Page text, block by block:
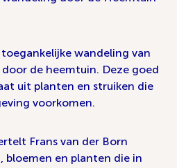
wandeling van
door de heemtuin. Deze goed
uit planten en struiken die
voorkomen.
Frans van der Born
bloemen en planten die in